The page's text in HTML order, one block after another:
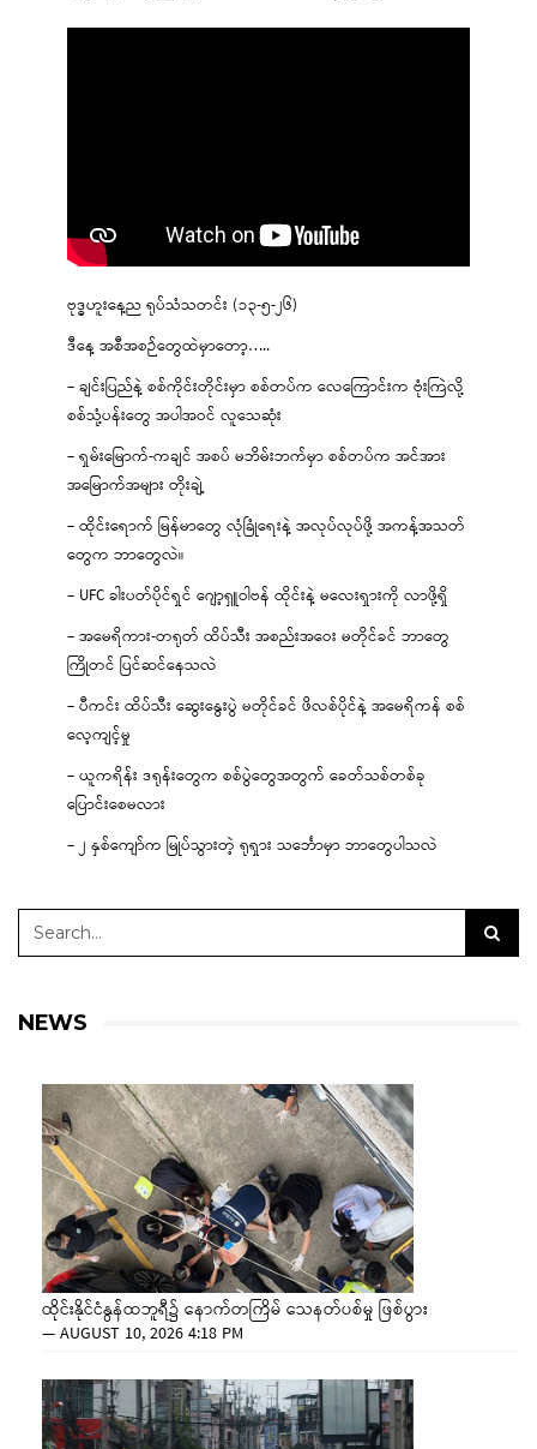
ဗုဒ္ဓဟူးနေ့ည ရုပ်သံသတင်း (၁၃-၅-၂၆)
ဒီနေ့ အစီအစဉ်တွေထဲမှာတော့…..
– ချင်းပြည်နဲ့ စစ်ကိုင်းတိုင်းမှာ စစ်တပ်က လေကြောင်းက ဗုံးကြဲလို့
စစ်သုံ့ပန်းတွေ အပါအဝင် လူသေဆုံး
– ရှမ်းမြောက်-ကချင် အစပ် မဘိမ်းဘက်မှာ စစ်တပ်က အင်အား
အမြောက်အများ တိုးချဲ့
– ထိုင်းရောက် မြန်မာတွေ လုံခြုံရေးနဲ့ အလုပ်လုပ်ဖို့ အကန့်အသတ်
တွေက ဘာတွေလဲ။
– UFC ခါးပတ်ပိုင်ရှင် ဂျော့ရှူဝါဗန် ထိုင်းနဲ့ မလေးရှားကို လာဖို့ရှိ
– အမေရိကား-တရုတ် ထိပ်သီး အစည်းအဝေး မတိုင်ခင် ဘာတွေ
ကြိုတင် ပြင်ဆင်နေသလဲ
– ပီကင်း ထိပ်သီး ဆွေးနွေးပွဲ မတိုင်ခင် ဖိလစ်ပိုင်နဲ့ အမေရိကန် စစ်
လေ့ကျင့်မှု
– ယူကရိန်း ဒရုန်းတွေက စစ်ပွဲတွေအတွက် ခေတ်သစ်တစ်ခု
ပြောင်းစေမလား
– ၂ နှစ်ကျော်က မြုပ်သွားတဲ့ ရုရှား သင်္ဘောမှာ ဘာတွေပါသလဲ
NEWS
ထိုင်းနိုင်ငံနွန်ထဘူရီ၌ နောက်တကြိမ် သေနတ်ပစ်မှု ဖြစ်ပွား
—AUGUST 10, 2026 4:18 PM